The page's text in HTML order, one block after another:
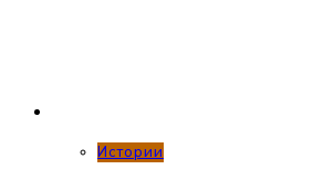
Истории